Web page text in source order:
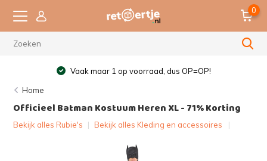
0
Vaak maar 1 op voorraad, dus OP=OP!
Home
Officieel Batman Kostuum Heren XL - 71% Korting
Bekijk alles Rubie's | Bekijk alles Kleding en accessoires